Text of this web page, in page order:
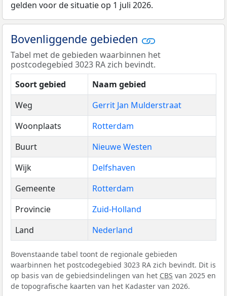
gelden voor de situatie op 1 juli 2026.
Bovenliggende gebieden
Tabel met de gebieden waarbinnen het
postcodegebied 3023 RA zich bevindt.
Soort gebied
Naam gebied
Weg
Gerrit Jan Mulderstraat
Woonplaats
Rotterdam
Buurt
Nieuwe Westen
Wijk
Delfshaven
Gemeente
Rotterdam
Provincie
Zuid-Holland
Land
Nederland
Bovenstaande tabel toont de regionale gebieden
waarbinnen het postcodegebied 3023 RA zich bevindt. Dit is
op basis van de gebiedsindelingen van het CBS van 2025 en
de topografische kaarten van het Kadaster van 2026.